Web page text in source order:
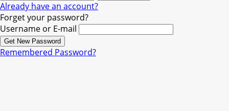
Already have an account?
Forget your password?
Username or E-mail
Remembered Password?